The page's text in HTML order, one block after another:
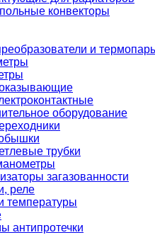
конвекторы
и
оборудование
трубки
загазованности
реле
температуры
антипротечки